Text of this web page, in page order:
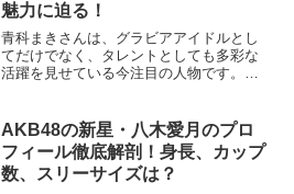
魅力に迫る！
青科まきさんは、グラビアアイドルとし
てだけでなく、タレントとしても多彩な
活躍を見せている今注目の人物です。彼
さんは1997年1月7日生まれ、神奈川県出
身のグラビアアイド...
AKB48の新星・八木愛月のプロ
フィール徹底解剖！身長、カップ
数、スリーサイズは？